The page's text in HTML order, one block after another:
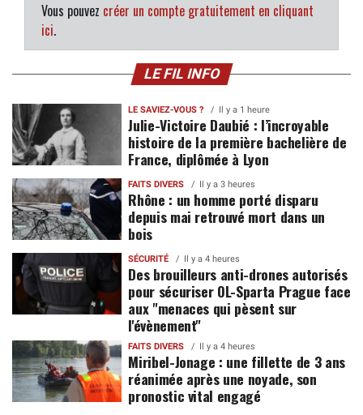
Vous pouvez créer un compte gratuitement en cliquant
ici.
LE FIL INFO
LE SAVIEZ-VOUS ? Il y a 1 heure
Julie-Victoire Daubié : l’incroyable
histoire de la première bachelière de
France, diplômée à Lyon
FAITS DIVERS Il y a 3 heures
Rhône : un homme porté disparu
depuis mai retrouvé mort dans un
bois
SÉCURITÉ Il y a 4 heures
Des brouilleurs anti-drones autorisés
pour sécuriser OL-Sparta Prague face
aux "menaces qui pèsent sur
l'évènement"
FAITS DIVERS Il y a 4 heures
Miribel-Jonage : une fillette de 3 ans
réanimée après une noyade, son
pronostic vital engagé